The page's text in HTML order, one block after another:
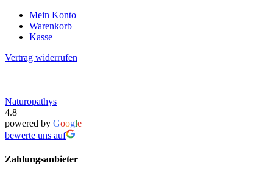
Mein Konto
Warenkorb
Kasse
Vertrag widerrufen
Naturopathys
4.8
powered by Google
bewerte uns auf
Zahlungsanbieter